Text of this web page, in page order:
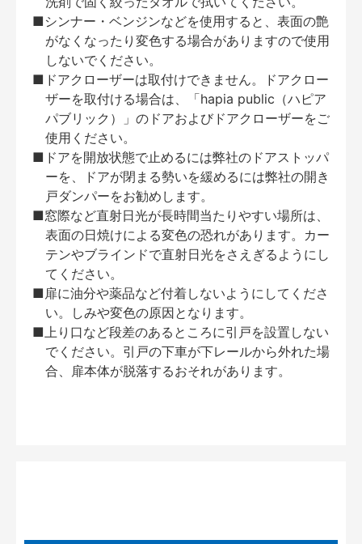
■シンナー・ベンジンなどを使用すると、表面の艶
がなくなったり変色する場合がありますので使用
しないでください。
■ドアクローザーは取付けできません。ドアクロー
ザーを取付ける場合は、「hapia public（ハピア
パブリック）」のドアおよびドアクローザーをご
使用ください。
■ドアを開放状態で止めるには弊社のドアストッパ
ーを、ドアが閉まる勢いを緩めるには弊社の開き
戸ダンパーをお勧めします。
■窓際など直射日光が長時間当たりやすい場所は、
表面の日焼けによる変色の恐れがあります。カー
テンやブラインドで直射日光をさえぎるようにし
てください。
■扉に油分や薬品など付着しないようにしてくださ
い。しみや変色の原因となります。
■上り口など段差のあるところに引戸を設置しない
でください。引戸の下車が下レールから外れた場
合、扉本体が脱落するおそれがあります。